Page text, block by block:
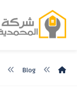
Blog